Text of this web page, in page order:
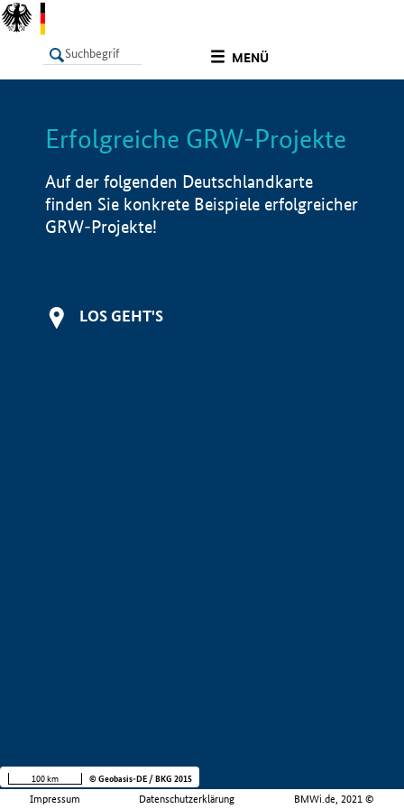
MENÜ
LISTE Info
Erfolgreiche GRW-Projekte
Auf der folgenden Deutschlandkarte
finden Sie konkrete Beispiele erfolgreicher
GRW-Projekte!
LOS GEHT'S
Impressum Datenschutzerklärung BMWi.de, 2021 ©
100 km © Geobasis-DE / BKG 2015